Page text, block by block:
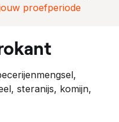
n
proefperiode
steranijs, komijn,